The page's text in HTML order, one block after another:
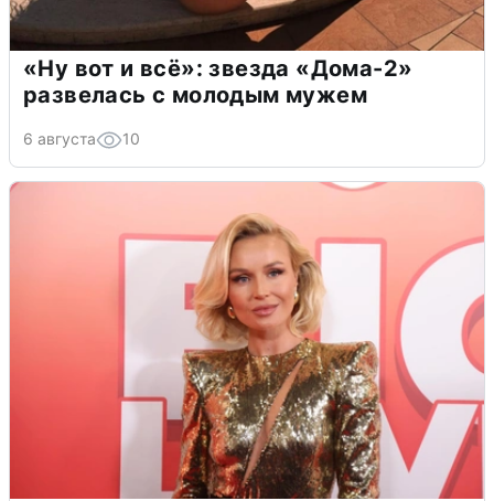
«Ну вот и всё»: звезда «Дома-2»
развелась с молодым мужем
6 августа 10